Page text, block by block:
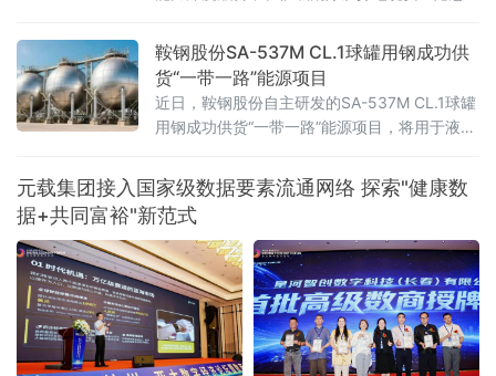
能。鞍钢股份积
用，真正做到"新线入、旧线清、资源归"。
鞍钢股份SA-537M CL.1球罐用钢成功供
货“一带一路”能源项目
近日，鞍钢股份自主研发的SA-537M CL.1球罐
用钢成功供货“一带一路”能源项目，将用于液化
钢集团在高端压力容器用钢领域的领先地位，
为海外能源储运工程提供了关键材料支撑，提
升了鞍钢品牌的国际形象。
元载集团接入国家级数据要素流通网络 探索"健康数
据+共同富裕"新范式